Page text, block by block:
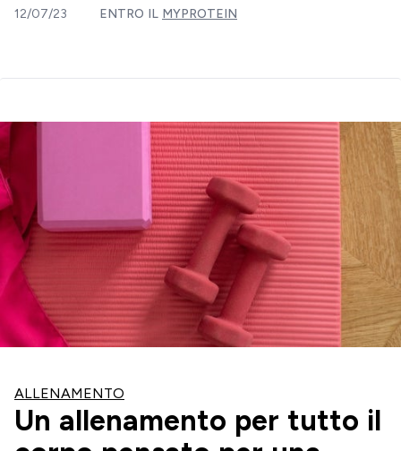
12/07/23 ENTRO IL MYPROTEIN
ALLENAMENTO
Un allenamento per tutto il